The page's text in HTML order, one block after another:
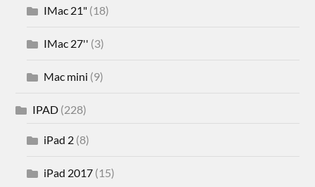
IMac 21" (18)
IMac 27'' (3)
Mac mini (9)
IPAD (228)
iPad 2 (8)
iPad 2017 (15)